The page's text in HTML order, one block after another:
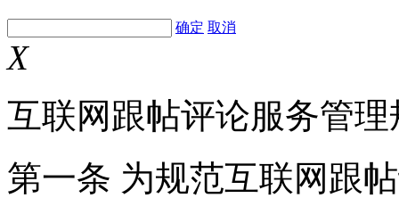
确定 取消
X
互联网跟帖评论服务管理
第一条 为规范互联网跟